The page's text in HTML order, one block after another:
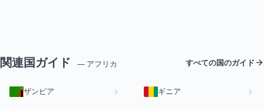
関連国ガイド — アフリカ すべての国のガイド
ザンビア ギニア